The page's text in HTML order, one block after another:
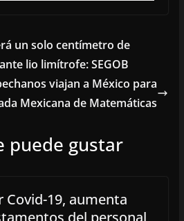
un solo centímetro de
lio limítrofe: SEGOB
viajan a México para
Mexicana de Matemáticas
puede gustar
19, aumenta
del personal